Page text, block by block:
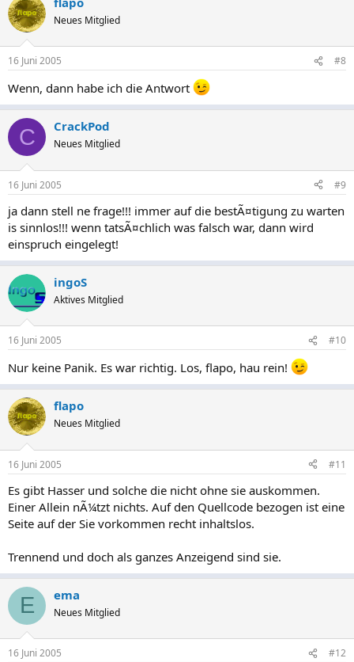
Neues Mitglied
16 Juni 2005 #8
Wenn, dann habe ich die Antwort
C CrackPod
Neues Mitglied
16 Juni 2005 #9
ja dann stell ne frage!!! immer auf die bestÃ¤tigung zu warten
is sinnlos!!! wenn tatsÃ¤chlich was falsch war, dann wird
einspruch eingelegt!
ingoS
Aktives Mitglied
16 Juni 2005 #10
Nur keine Panik. Es war richtig. Los, flapo, hau rein!
flapo
Neues Mitglied
16 Juni 2005 #11
Es gibt Hasser und solche die nicht ohne sie auskommen.
Einer Allein nÃ¼tzt nichts. Auf den Quellcode bezogen ist eine
Seite auf der Sie vorkommen recht inhaltslos.
Trennend und doch als ganzes Anzeigend sind sie.
E ema
Neues Mitglied
16 Juni 2005 #12